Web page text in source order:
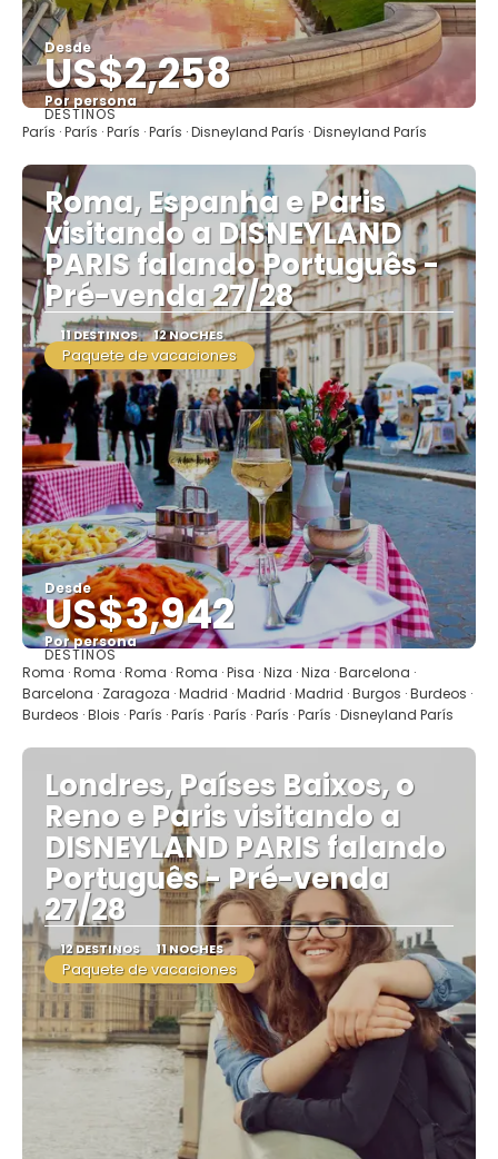
Desde
US$2,258
Por persona
Ver
DESTINOS
París · París · París · París · Disneyland París · Disneyland París
Roma, Espanha e Paris
visitando a DISNEYLAND
PARIS falando Português -
Pré-venda 27/28
11 DESTINOS 12 NOCHES
Paquete de vacaciones
Desde
US$3,942
Por persona
Ver
DESTINOS
Roma · Roma · Roma · Roma · Pisa · Niza · Niza · Barcelona ·
Barcelona · Zaragoza · Madrid · Madrid · Madrid · Burgos · Burdeos ·
Burdeos · Blois · París · París · París · París · París · Disneyland París
Londres, Países Baixos, o
Reno e Paris visitando a
DISNEYLAND PARIS falando
Português - Pré-venda
27/28
12 DESTINOS 11 NOCHES
Paquete de vacaciones